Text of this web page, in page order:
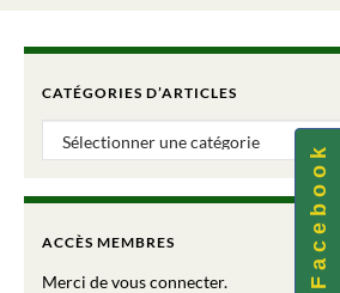
CATÉGORIES D’ARTICLES
Catégories d’articles
ACCÈS MEMBRES
Merci de vous connecter.
F a c e b o o k